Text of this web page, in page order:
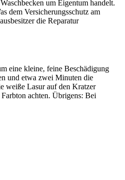
um Eigentum handelt.
dem Versicherungsschutz am
die Reparatur
eine kleine, feine Beschädigung
und etwa zwei Minuten die
weiße Lasur auf den Kratzer
achten. Übrigens: Bei